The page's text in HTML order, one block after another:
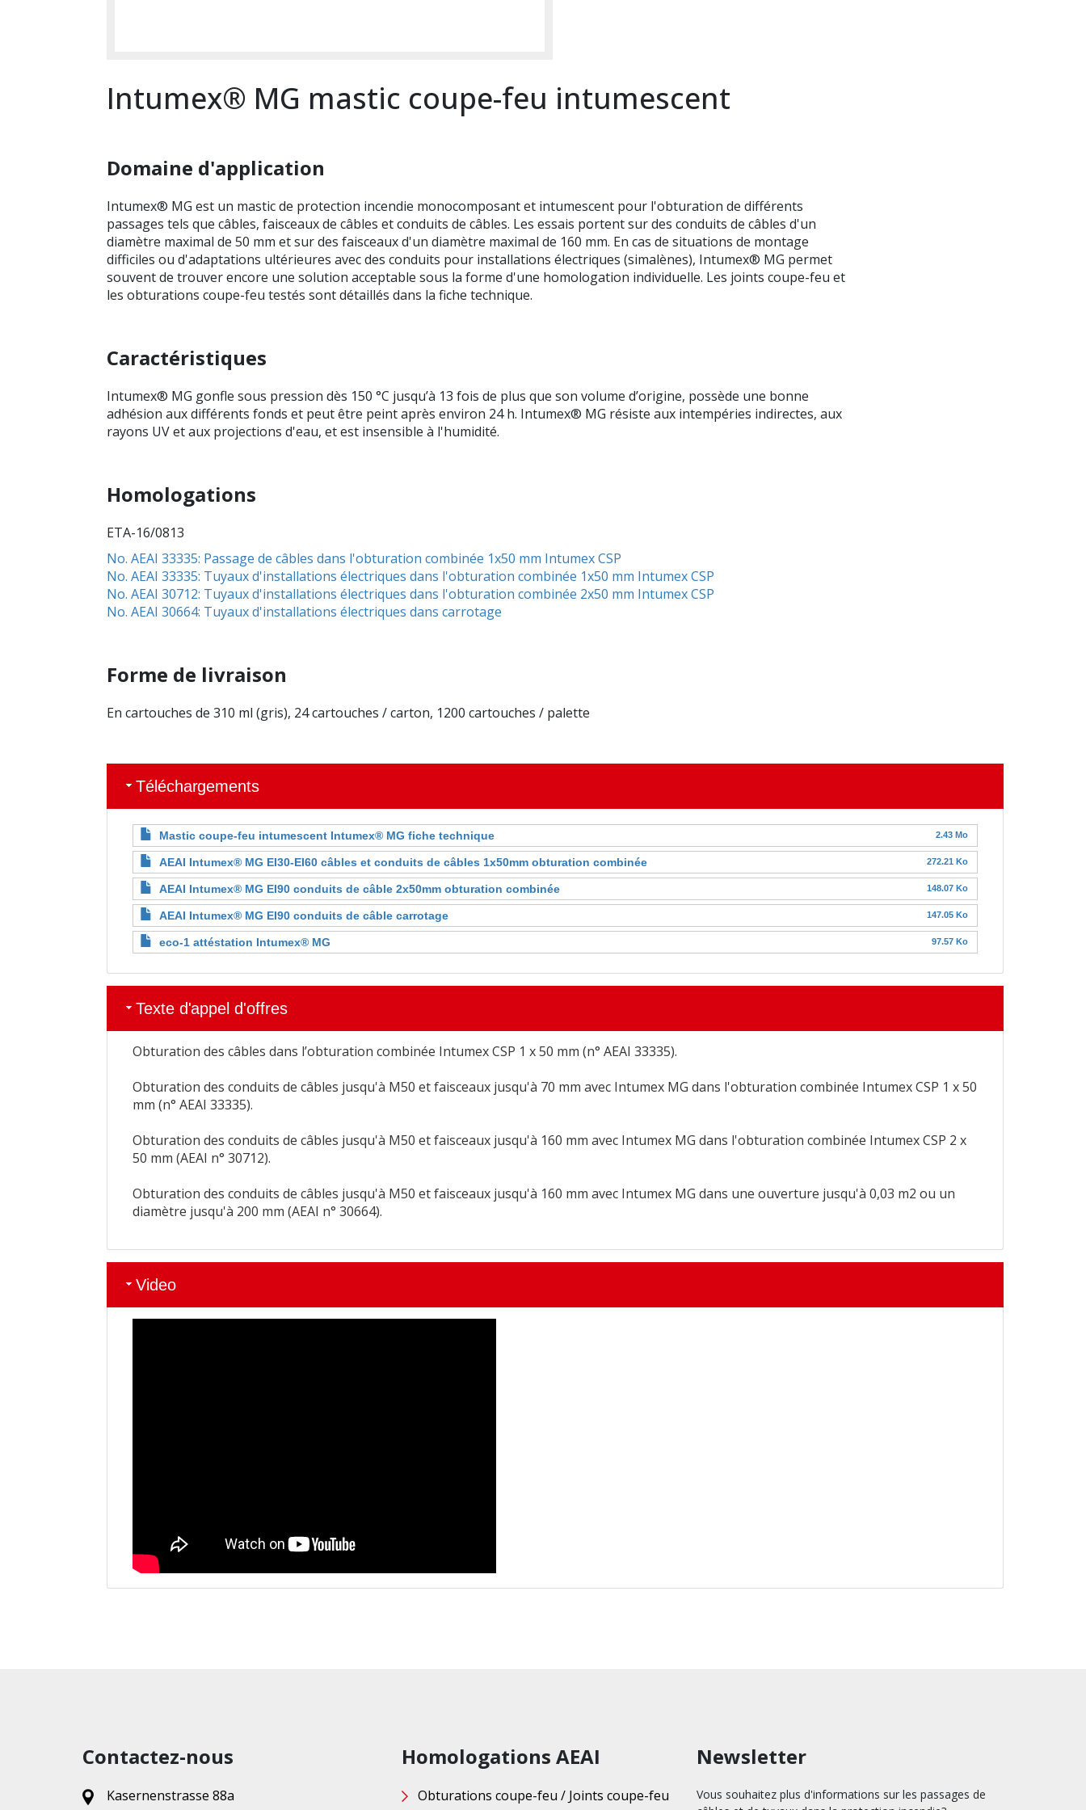
Intumex® MG mastic coupe-feu intumescent
Domaine d'application
Intumex® MG est un mastic de protection incendie monocomposant et intumescent pour l'obturation de différents
passages tels que câbles, faisceaux de câbles et conduits de câbles. Les essais portent sur des conduits de câbles d'un
diamètre maximal de 50 mm et sur des faisceaux d'un diamètre maximal de 160 mm. En cas de situations de montage
difficiles ou d'adaptations ultérieures avec des conduits pour installations électriques (simalènes), Intumex® MG permet
souvent de trouver encore une solution acceptable sous la forme d'une homologation individuelle. Les joints coupe-feu et
les obturations coupe-feu testés sont détaillés dans la fiche technique.
Caractéristiques
Intumex® MG gonfle sous pression dès 150 °C jusqu’à 13 fois de plus que son volume d’origine, possède une bonne
adhésion aux différents fonds et peut être peint après environ 24 h. Intumex® MG résiste aux intempéries indirectes, aux
rayons UV et aux projections d'eau, et est insensible à l'humidité.
Homologations
ETA-16/0813
No. AEAI 33335: Passage de câbles dans l'obturation combinée 1x50 mm Intumex CSP
No. AEAI 33335: Tuyaux d'installations électriques dans l'obturation combinée 1x50 mm Intumex CSP
No. AEAI 30712: Tuyaux d'installations électriques dans l'obturation combinée 2x50 mm Intumex CSP
No. AEAI 30664: Tuyaux d'installations électriques dans carrotage
Forme de livraison
En cartouches de 310 ml (gris), 24 cartouches / carton, 1200 cartouches / palette
Téléchargements
Mastic coupe-feu intumescent Intumex® MG fiche technique 2.43 Mo
AEAI Intumex® MG EI30-EI60 câbles et conduits de câbles 1x50mm obturation combinée 272.21 Ko
AEAI Intumex® MG EI90 conduits de câble 2x50mm obturation combinée 148.07 Ko
AEAI Intumex® MG EI90 conduits de câble carrotage 147.05 Ko
eco-1 attéstation Intumex® MG 97.57 Ko
Texte d'appel d'offres
Obturation des câbles dans l’obturation combinée Intumex CSP 1 x 50 mm (n° AEAI 33335).
Obturation des conduits de câbles jusqu'à M50 et faisceaux jusqu'à 70 mm avec Intumex MG dans l'obturation combinée Intumex CSP 1 x 50
mm (n° AEAI 33335).
Obturation des conduits de câbles jusqu'à M50 et faisceaux jusqu'à 160 mm avec Intumex MG dans l'obturation combinée Intumex CSP 2 x
50 mm (AEAI n° 30712).
Obturation des conduits de câbles jusqu'à M50 et faisceaux jusqu'à 160 mm avec Intumex MG dans une ouverture jusqu'à 0,03 m2 ou un
diamètre jusqu'à 200 mm (AEAI n° 30664).
Video
Contactez-nous
Kasernenstrasse 88a
Homologations AEAI
Obturations coupe-feu / Joints coupe-feu
Newsletter
Vous souhaitez plus d'informations sur les passages de